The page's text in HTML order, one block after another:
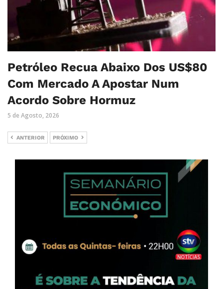
Petróleo Recua Abaixo Dos US$80
Com Mercado A Apostar Num
Acordo Sobre Hormuz
5 de Agosto, 2026
ANTERIOR PRÓXIMO